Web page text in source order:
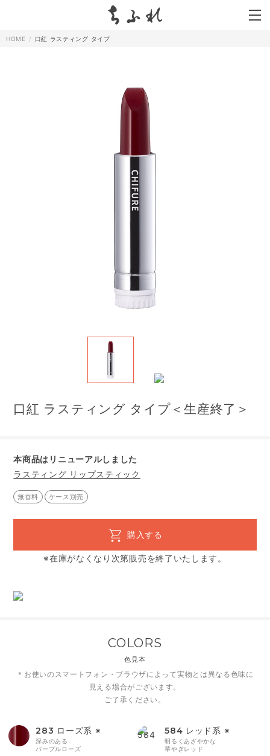
HOME 口紅 ラスティング タイプ
口紅 ラスティング タイプ＜生産終了＞
本商品はリニューアルしました
ラスティング リップスティック
無香料 ケース別売
購入する
※在庫がなくなり次第販売を終了いたします。
COLORS
色見本
＊お使いのスマートフォン・ブラウザによって実物とは異なる色味に
見える場合がございます。
ご了承ください。
283 ローズ系 ※
深みのある
パープルローズ
584 レッド系 ※
明るくあざやかな
華やぎレッド